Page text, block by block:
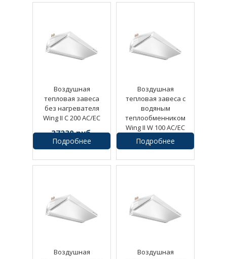
Воздушная
тепловая завеса
без нагревателя
Wing II C 200 AC/EC
37230руб.
Подробнее
Воздушная
тепловая завеса с
водяным
теплообменником
Wing II W 100 AC/EC
36990руб.
Подробнее
Воздушная
Воздушная